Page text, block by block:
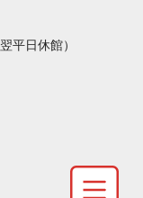
平日休館）